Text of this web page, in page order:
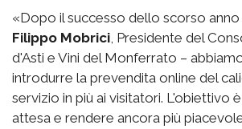
«Dopo il successo dello scorso
Filippo Mobrici, Presidente del
d'Asti e Vini del Monferrato –
introdurre la prevendita online del
servizio in più ai visitatori. L'obiettivo
attesa e rendere ancora più